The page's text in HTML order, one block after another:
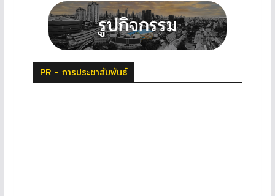
PR - การประชาสัมพันธ์